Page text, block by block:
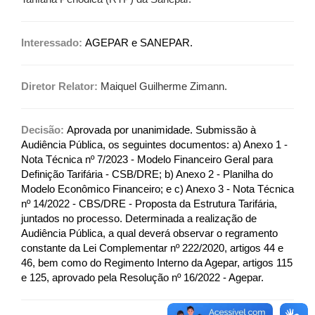
Interessado: AGEPAR e SANEPAR.
Diretor Relator: Maiquel Guilherme Zimann.
Decisão: Aprovada por unanimidade. Submissão à
Audiência Pública, os seguintes documentos: a) Anexo 1 -
Nota Técnica nº 7/2023 - Modelo Financeiro Geral para
Definição Tarifária - CSB/DRE; b) Anexo 2 - Planilha do
Modelo Econômico Financeiro; e c) Anexo 3 - Nota Técnica
nº 14/2022 - CBS/DRE - Proposta da Estrutura Tarifária,
juntados no processo. Determinada a realização de
Audiência Pública, a qual deverá observar o regramento
constante da Lei Complementar nº 222/2020, artigos 44 e
46, bem como do Regimento Interno da Agepar, artigos 115
e 125, aprovado pela Resolução nº 16/2022 - Agepar.